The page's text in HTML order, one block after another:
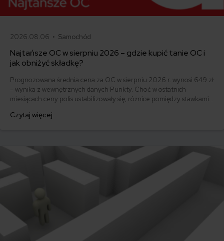
2026.08.06 • Samochód
Najtańsze OC w sierpniu 2026 – gdzie kupić tanie OC i
jak obniżyć składkę?
Prognozowana średnia cena za OC w sierpniu 2026 r. wynosi 649 zł
– wynika z wewnętrznych danych Punkty. Choć w ostatnich
miesiącach ceny polis ustabilizowały się, różnice pomiędzy stawkami
500 zł, inni – powyżej 1500 zł. Gdzie znaleźć najtańsze OC w Polsce
Czytaj więcej